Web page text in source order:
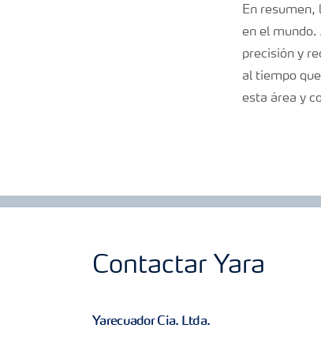
En resumen,
en el
precisión y
al tiempo
esta área y
Contactar Yara
Yarecuador Cia. Ltda.